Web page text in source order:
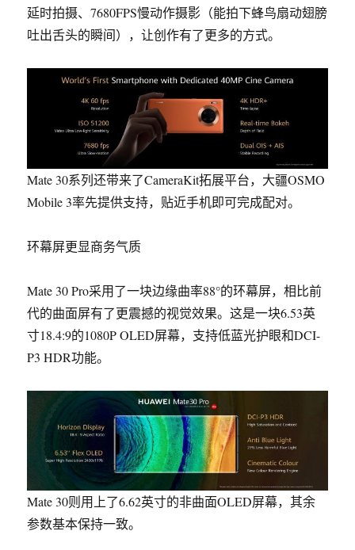
延时拍摄、7680FPS慢动作摄影 （能拍下蜂鸟扇动翅膀
吐出舌头的瞬间），让创作有了更多的方式。
Mate 30系列还带来了CameraKit拓展平台，大疆OSMO
Mobile 3率先提供支持，贴近手机即可完成配对。
环幕屏更显商务气质
Mate 30 Pro采用了一块边缘曲率88°的环幕屏，相比前
代的曲面屏有了更震撼的视觉效果。这是一块6.53英
寸18.4:9的1080P OLED屏幕，支持低蓝光护眼和DCI-
P3 HDR功能。
Mate 30则用上了6.62英寸的非曲面OLED屏幕，其余
参数基本保持一致。